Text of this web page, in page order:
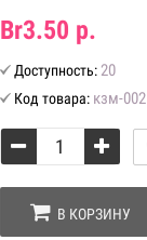
Br3.50 р.
Доступность:20
Код товара: кзм-002
В КОРЗИНУ